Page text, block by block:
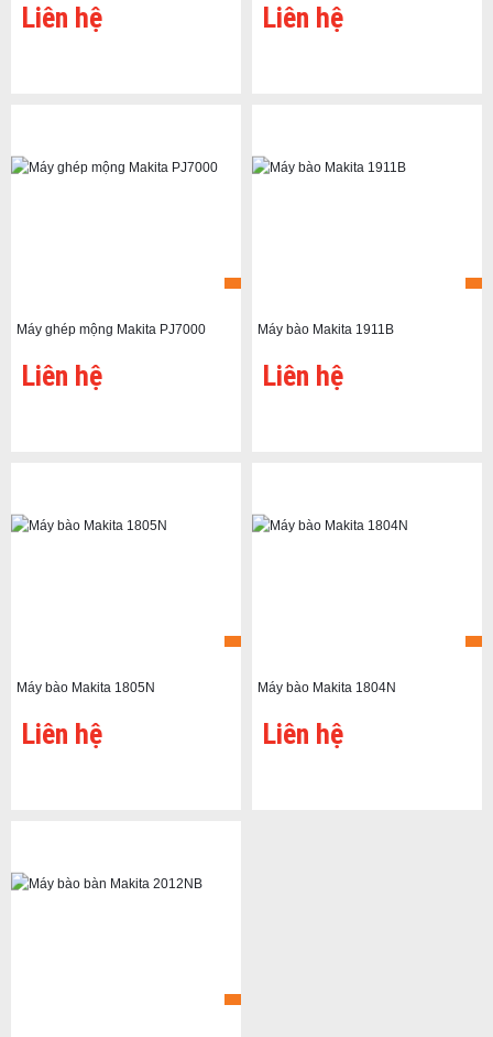
Liên hệ Liên hệ
Máy ghép mộng Makita PJ7000
Liên hệ
Máy bào Makita 1911B
Liên hệ
Máy bào Makita 1805N
Liên hệ
Máy bào Makita 1804N
Liên hệ